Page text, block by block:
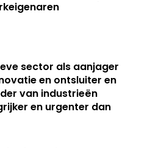
sector als aanjager
en ontsluiter en
van industrieën
en urgenter dan